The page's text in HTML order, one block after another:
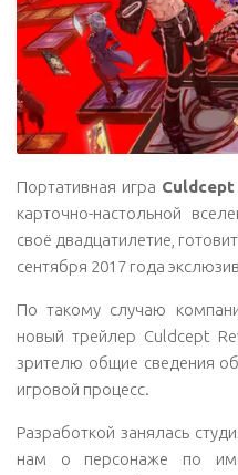
Портативная игра
карточно-настольной
своё двадцатилетие,
сентября 2017 года
По такому случаю
новый трейлер Culdcept
зрителю общие сведения
игровой процесс.
Разработкой занялась
нам о персонаже по